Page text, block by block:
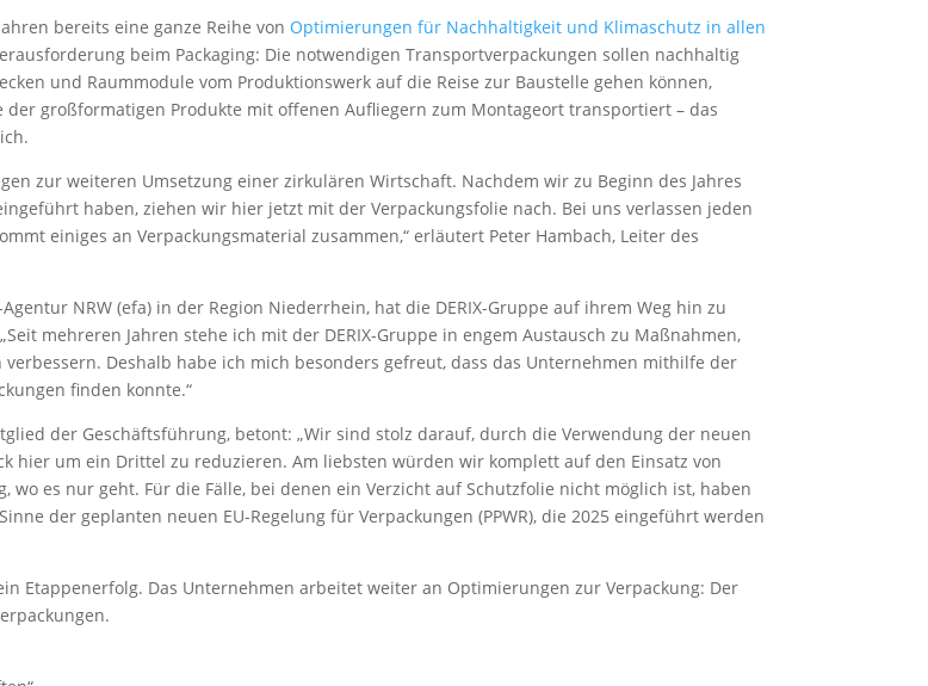
bereits eine ganze Reihe von Optimierungen für Nachhaltigkeit und Klimaschutz in allen
beim Packaging: Die notwendigen Transportverpackungen sollen nachhaltig
und Raummodule vom Produktionswerk auf die Reise zur Baustelle gehen können,
großformatigen Produkte mit offenen Aufliegern zum Montageort transportiert – das
zur weiteren Umsetzung einer zirkulären Wirtschaft. Nachdem wir zu Beginn des Jahres
haben, ziehen wir hier jetzt mit der Verpackungsfolie nach. Bei uns verlassen jeden
einiges an Verpackungsmaterial zusammen,“ erläutert Peter Hambach, Leiter des
NRW (efa) in der Region Niederrhein, hat die DERIX-Gruppe auf ihrem Weg hin zu
mehreren Jahren stehe ich mit der DERIX-Gruppe in engem Austausch zu Maßnahmen,
Deshalb habe ich mich besonders gefreut, dass das Unternehmen mithilfe der
finden konnte.“
der Geschäftsführung, betont: „Wir sind stolz darauf, durch die Verwendung der neuen
hier um ein Drittel zu reduzieren. Am liebsten würden wir komplett auf den Einsatz von
es nur geht. Für die Fälle, bei denen ein Verzicht auf Schutzfolie nicht möglich ist, haben
der geplanten neuen EU-Regelung für Verpackungen (PPWR), die 2025 eingeführt werden
Etappenerfolg. Das Unternehmen arbeitet weiter an Optimierungen zur Verpackung: Der